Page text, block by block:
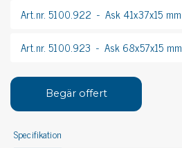
Art.nr. 5100.922
Ask 41x37x15 mm
Art.nr. 5100.923
Ask 68x57x15 mm
Begär offert
Specifikation